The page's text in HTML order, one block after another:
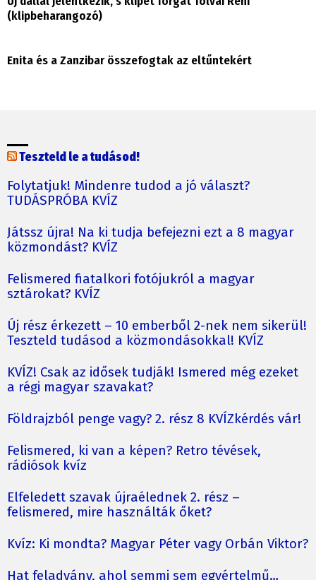
(klipbeharangozó)
Enita és a Zanzibar összefogtak az eltűntekért
Teszteld le a tudásod!
Folytatjuk! Mindenre tudod a jó választ?
TUDÁSPRÓBA KVÍZ
Játssz újra! Na ki tudja befejezni ezt a 8 magyar
közmondást? KVÍZ
Felismered fiatalkori fotójukról a magyar
sztárokat? KVÍZ
Új rész érkezett – 10 emberből 2-nek nem sikerül!
Teszteld tudásod a közmondásokkal! KVÍZ
KVÍZ! Csak az idősek tudják! Ismered még ezeket
a régi magyar szavakat?
Földrajzból penge vagy? 2. rész 8 KVÍZkérdés vár!
Felismered, ki van a képen? Retro tévések,
rádiósok kvíz
Elfeledett szavak újraélednek 2. rész –
felismered, mire használták őket?
Kvíz: Ki mondta? Magyar Péter vagy Orbán Viktor?
Hat feladvány, ahol semmi sem egyértelmű…